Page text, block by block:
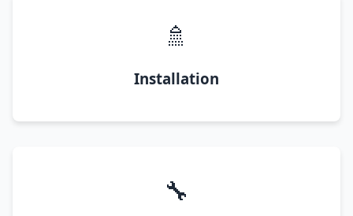
🚿
Installation
🔧